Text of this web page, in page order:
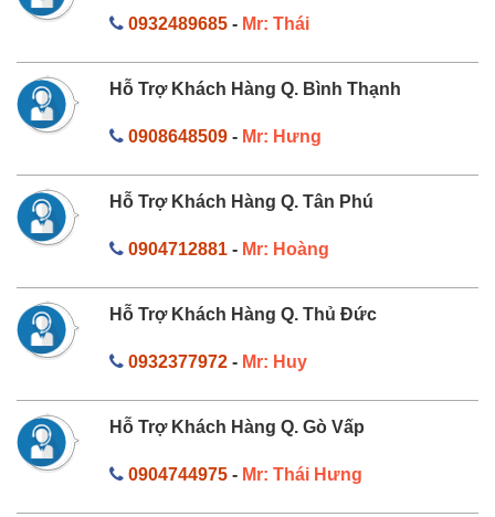
0932489685- Mr: Thái
Hỗ Trợ Khách Hàng Q. Bình Thạnh
0908648509- Mr: Hưng
Hỗ Trợ Khách Hàng Q. Tân Phú
0904712881- Mr: Hoàng
Hỗ Trợ Khách Hàng Q. Thủ Đức
0932377972- Mr: Huy
Hỗ Trợ Khách Hàng Q. Gò Vấp
0904744975- Mr: Thái Hưng